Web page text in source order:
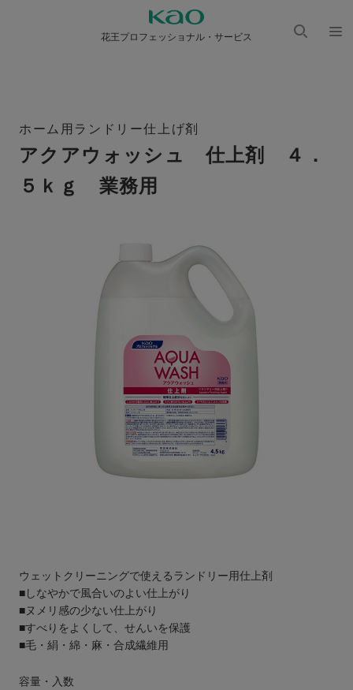
花王プロフェッショナル・サービス
ホーム用ランドリー仕上げ剤
アクアウォッシュ 仕上剤 ４．
５ｋｇ 業務用
ウェットクリーニングで使えるランドリー用仕上剤
■しなやかで風合いのよい仕上がり
■ヌメリ感の少ない仕上がり
■すべりをよくして、せんいを保護
■毛・絹・綿・麻・合成繊維用
容量・入数